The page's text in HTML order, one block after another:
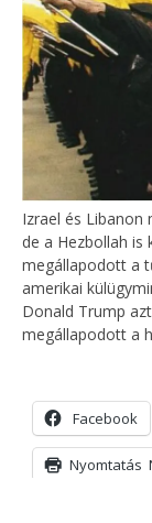
Izrael és
de a Hezbollah is
megállapodott a
amerikai
Donald Trump
megállapodott a
Facebook
Nyomtatás